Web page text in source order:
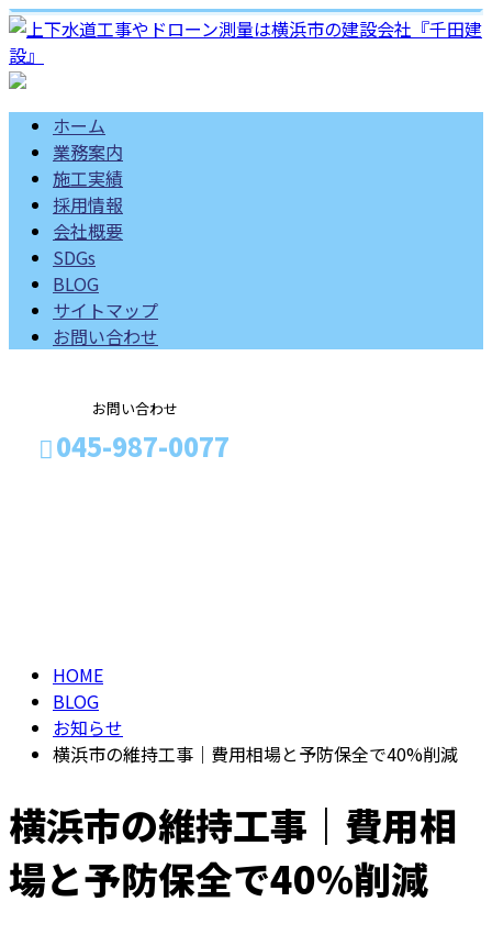
ホーム
業務案内
施工実績
採用情報
会社概要
SDGs
BLOG
サイトマップ
お問い合わせ
お問い合わせ
045-987-0077
HOME
BLOG
お知らせ
横浜市の維持工事｜費用相場と予防保全で40%削減
横浜市の維持工事｜費用相
場と予防保全で40%削減